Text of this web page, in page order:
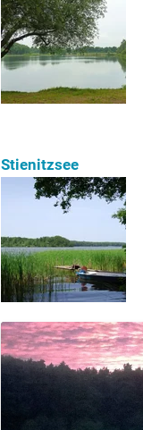
Stienitzsee